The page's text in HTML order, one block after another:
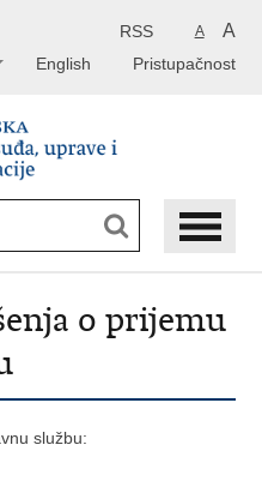
A A
RSS
Pristupačnost
English
o prijemu
službu: